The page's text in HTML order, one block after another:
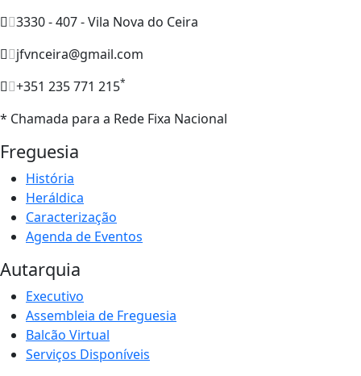
3330 - 407 - Vila Nova do Ceira
jfvnceira@gmail.com
+351 235 771 215*
* Chamada para a Rede Fixa Nacional
Freguesia
História
Heráldica
Caracterização
Agenda de Eventos
Autarquia
Executivo
Assembleia de Freguesia
Balcão Virtual
Serviços Disponíveis